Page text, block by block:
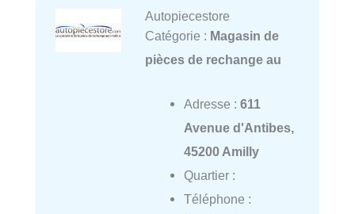
Autopiecestore
Catégorie : Magasin de
pièces de rechange au
Adresse : 611
Avenue d'Antibes,
45200 Amilly
Quartier :
Téléphone :